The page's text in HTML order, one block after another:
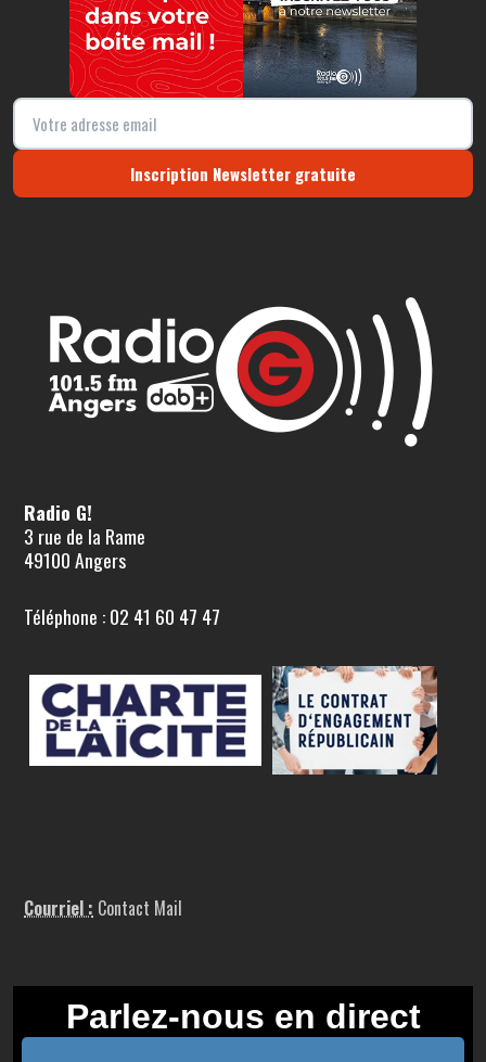
Inscription Newsletter gratuite
Radio G!
3 rue de la Rame
49100 Angers
Téléphone : 02 41 60 47 47
Courriel : Contact Mail